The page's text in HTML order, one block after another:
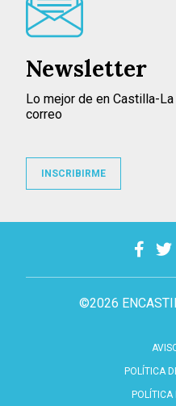
©2026
POLÍTICA
POLÍTICA
Newsletter
Lo mejor de en Castilla-
correo
INSCRIBIRME